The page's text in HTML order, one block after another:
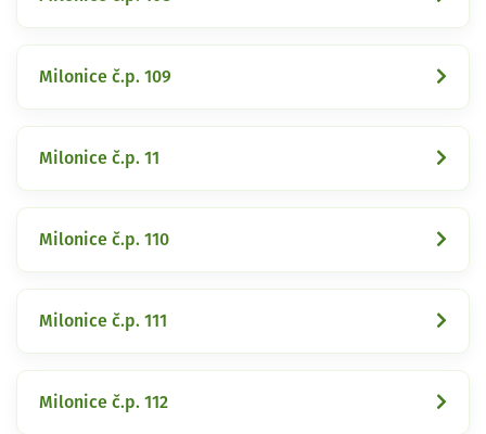
Milonice č.p. 109
Milonice č.p. 11
Milonice č.p. 110
Milonice č.p. 111
Milonice č.p. 112